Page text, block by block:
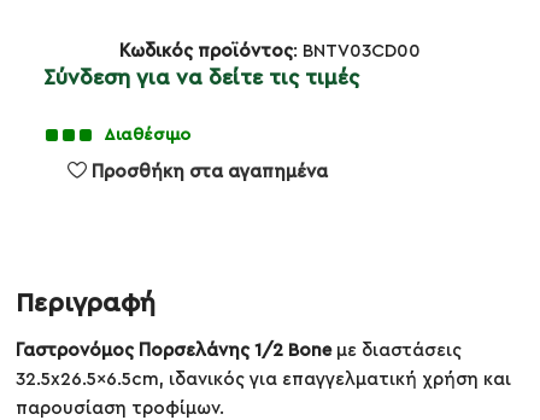
Κωδικός προϊόντος: BNTV03CD00
Σύνδεση για να δείτε τις τιμές
Διαθέσιμο
Προσθήκη στα αγαπημένα
Περιγραφή
Γαστρονόμος Πορσελάνης 1/2 Boneμε διαστάσεις
32.5x26.5x6.5cm, ιδανικός για επαγγελματική χρήση και
παρουσίαση τροφίμων.